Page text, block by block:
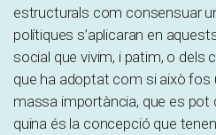
estructurals com consensuar
polítiques s’aplicaran en
social que vivim, i patim, o
que ha adoptat com si això fos
massa importància, que es pot
quina és la concepció que